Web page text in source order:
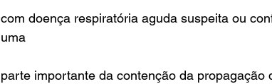
com doença respiratória aguda suspeita ou
uma
parte importante da contenção da